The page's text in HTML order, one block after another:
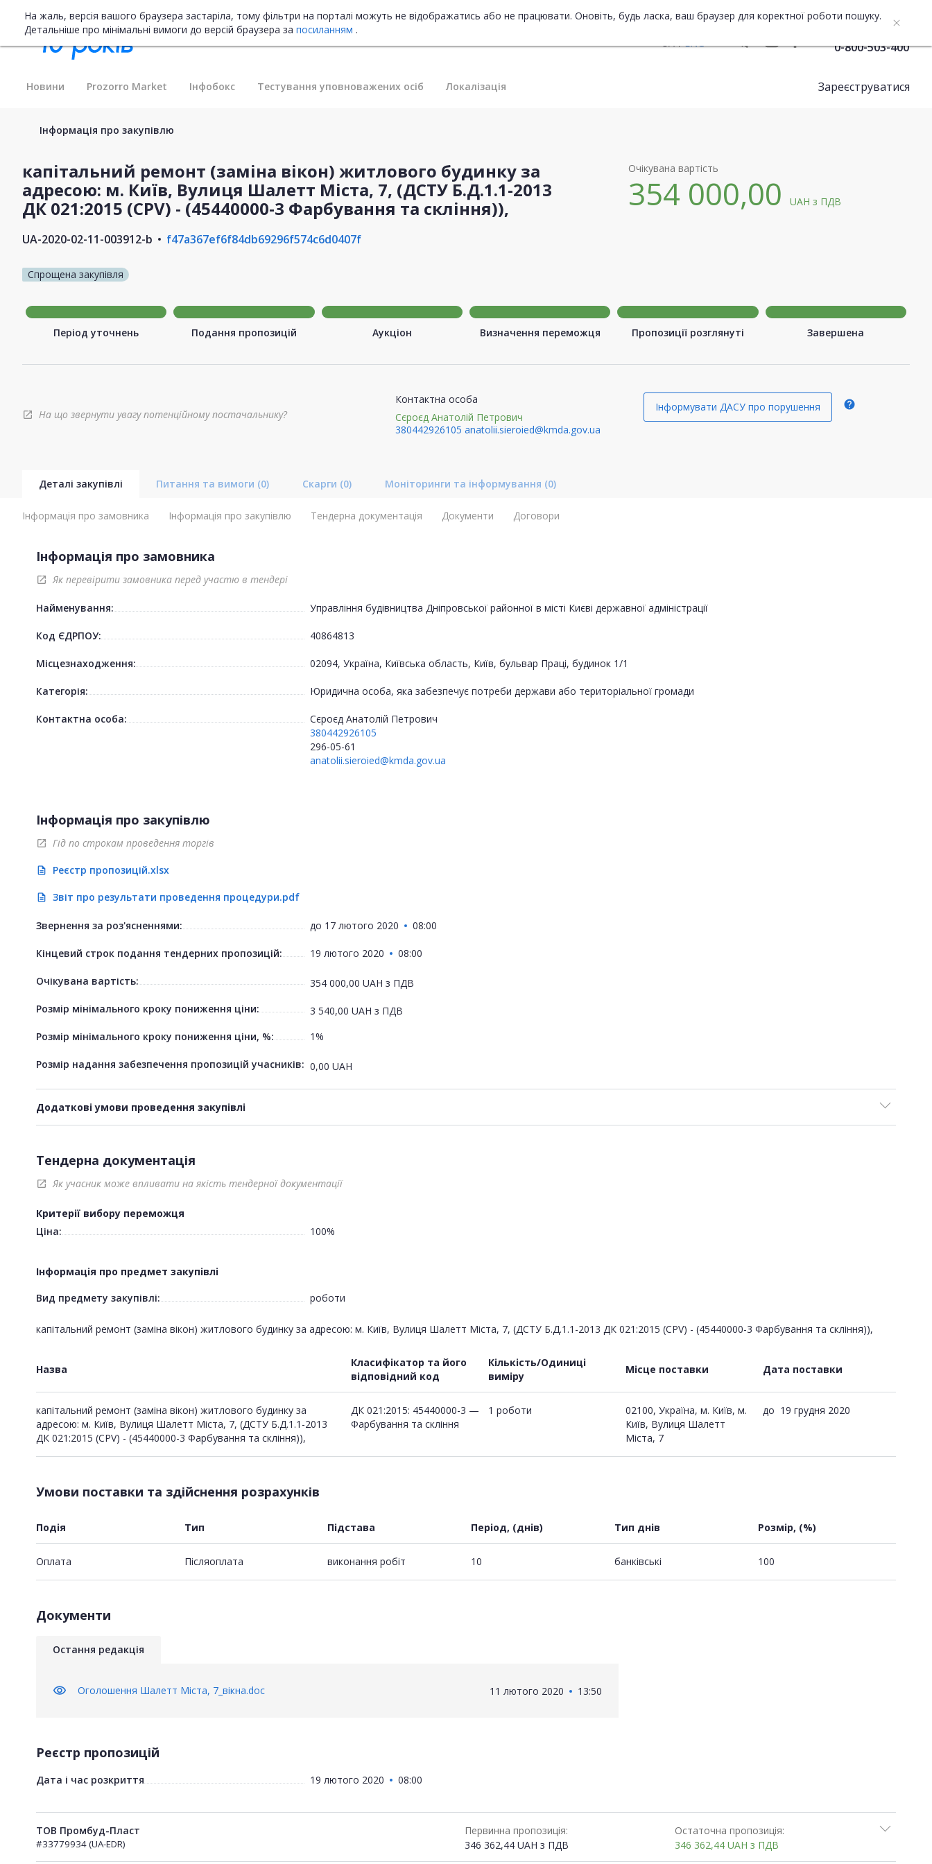
На жаль, версія вашого браузера застаріла, тому фільтри на порталі можуть не відображатись або не працювати. Оновіть, будь ласка, ваш браузер для коректної роботи пошуку.
Детальніше про мінімальні вимоги до версій браузера за посиланням .
UA
ENG 0-800-503-400
Новини Prozorro Market Інфобокс Тестування уповноважених осіб Локалізація Зареєструватися
Інформація про закупівлю
капітальний ремонт (заміна вікон) житлового будинку за
адресою: м. Київ, Вулиця Шалетт Міста, 7, (ДСТУ Б.Д.1.1-2013
ДК 021:2015 (CPV) - (45440000-3 Фарбування та скління)),
UA-2020-02-11-003912-b f47a367ef6f84db69296f574c6d0407f
Спрощена закупівля
Очікувана вартість
354 000,00UAHз ПДВ
Період уточнень Подання пропозицій Аукціон Визначення переможця Пропозиції розглянуті Завершена
open_in_new На що звернути увагу потенційному постачальнику?
Контактна особа
Сєроєд Анатолій Петрович
380442926105 anatolii.sieroied@kmda.gov.ua
Інформувати ДАСУ про порушення help
Деталі закупівлі Питання та вимоги (0) Скарги (0) Моніторинги та інформування (0)
Інформація про замовника Інформація про закупівлю Тендерна документація Документи Договори
Інформація про замовника
open_in_new Як перевірити замовника перед участю в тендері
Найменування: Управління будівництва Дніпровської районної в місті Києві державної адміністрації
Код ЄДРПОУ: 40864813
Місцезнаходження: 02094, Україна, Київська область, Київ, бульвар Праці, будинок 1/1
Категорія: Юридична особа, яка забезпечує потреби держави або територіальної громади
Контактна особа:
Сєроєд Анатолій Петрович
380442926105
296-05-61
anatolii.sieroied@kmda.gov.ua
Інформація про закупівлю
open_in_new Гід по строкам проведення торгів
description Реєстр пропозицій.xlsx
description Звіт про результати проведення процедури.pdf
Звернення за роз'ясненнями: до 17 лютого 2020 08:00
Кінцевий строк подання тендерних пропозицій: 19 лютого 2020 08:00
Очікувана вартість: 354 000,00 UAH з ПДВ
Розмір мінімального кроку пониження ціни:
3 540,00 UAH з ПДВ
Розмір мінімального кроку пониження ціни, %:
1%
Розмір надання забезпечення пропозицій учасників: 0,00 UAH
Додаткові умови проведення закупівлі
Тендерна документація
open_in_new Як учасник може впливати на якість тендерної документації
Критерії вибору переможця
Ціна:
100%
Інформація про предмет закупівлі
Вид предмету закупівлі:
роботи
капітальний ремонт (заміна вікон) житлового будинку за адресою: м. Київ, Вулиця Шалетт Міста, 7, (ДСТУ Б.Д.1.1-2013 ДК 021:2015 (CPV) - (45440000-3 Фарбування та скління)),
Назва
Класифікатор та його
відповідний код
Кількість/Одиниці
виміру
Місце поставки Дата поставки
капітальний ремонт (заміна вікон) житлового будинку за
адресою: м. Київ, Вулиця Шалетт Міста, 7, (ДСТУ Б.Д.1.1-2013
ДК 021:2015 (CPV) - (45440000-3 Фарбування та скління)),
ДК 021:2015: 45440000-3 —
Фарбування та скління
1 роботи
02100, Україна, м. Київ, м.
Київ, Вулиця Шалетт
Міста, 7
до 19 грудня 2020
Умови поставки та здійснення розрахунків
Подія Тип Підстава Період, (днів) Тип днів Розмір, (%)
Оплата Пiсляоплата виконання робіт 10 банківські 100
Документи
Остання редакція
visibility Оголошення Шалетт Міста, 7_вікна.doc 11 лютого 2020 13:50
Реєстр пропозицій
Дата і час розкриття 19 лютого 2020 08:00
ТОВ Промбуд-Пласт
#33779934 (UA-EDR)
Первинна пропозиція:
346 362,44 UAH з ПДВ
Остаточна пропозиція:
346 362,44UAHз ПДВ